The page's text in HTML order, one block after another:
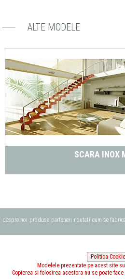
ALTE MODELE
SCARA INOX
despre noi produse parteneri noutati cum se fabrica
Modelele prezentate pe acest site
Copierea si folosirea acestora nu se poate